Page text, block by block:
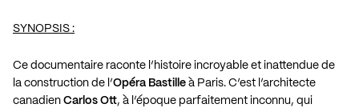
SYNOPSIS :
Ce documentaire raconte l’histoire incroyable et inattendue de
la construction de l’Opéra Bastille à Paris. C’est l’architecte
canadien Carlos Ott, à l’époque parfaitement inconnu, qui